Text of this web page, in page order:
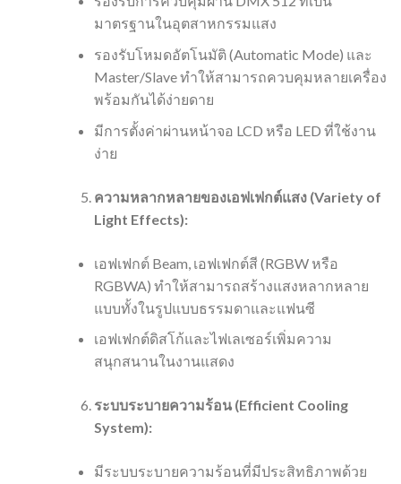
มาตรฐานในอุตสาหกรรมแสง
รองรับโหมดอัตโนมัติ (Automatic Mode) และ
Master/Slave ทำให้สามารถควบคุมหลายเครื่อง
พร้อมกันได้ง่ายดาย
มีการตั้งค่าผ่านหน้าจอ LCD หรือ LED ที่ใช้งาน
ง่าย
ความหลากหลายของเอฟเฟกต์แสง (Variety of
Light Effects):
เอฟเฟกต์ Beam, เอฟเฟกต์สี (RGBW หรือ
RGBWA) ทำให้สามารถสร้างแสงหลากหลาย
แบบทั้งในรูปแบบธรรมดาและแฟนซี
เอฟเฟกต์ดิสโก้และไฟเลเซอร์เพิ่มความ
สนุกสนานในงานแสดง
ระบบระบายความร้อน (Efficient Cooling
System):
มีระบบระบายความร้อนที่มีประสิทธิภาพด้วย